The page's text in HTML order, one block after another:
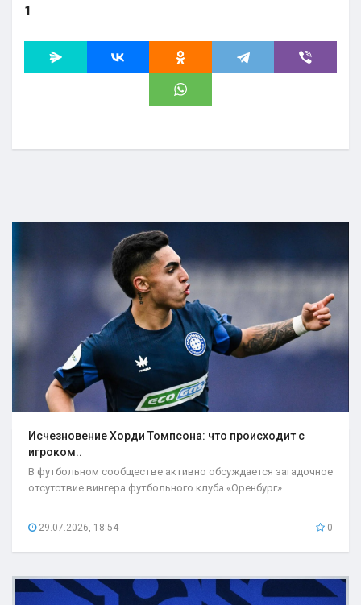
1
Исчезновение Хорди Томпсона: что происходит с
игроком..
В футбольном сообществе активно обсуждается загадочное
отсутствие вингера футбольного клуба «Оренбург»...
29.07.2026, 18:54 0